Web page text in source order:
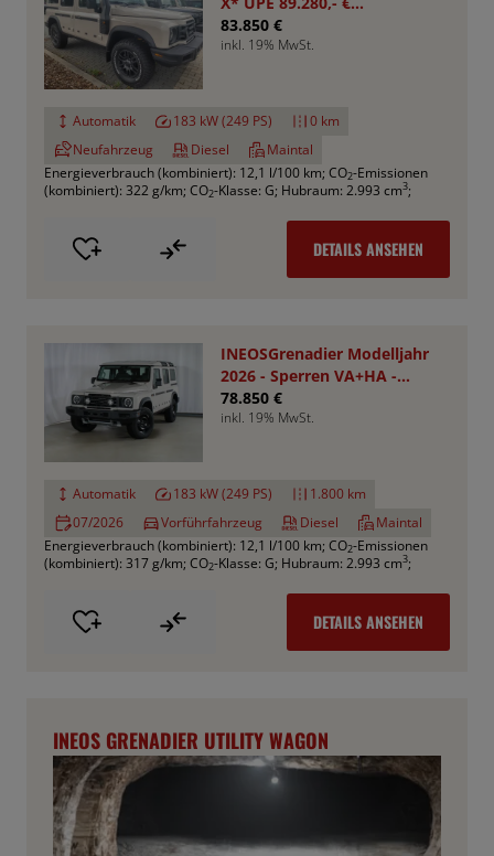
*Aktionspreis*
83.850 €
inkl. 19% MwSt.
Automatik 183 kW (249 PS)
0 km
Neufahrzeug
Diesel
Maintal
Energieverbrauch (kombiniert): 12,1 l/100 km; CO2-Emissionen
(kombiniert): 322 g/km; CO2-Klasse: G; Hubraum: 2.993 cm3;
DETAILS ANSEHEN
INEOSGrenadier Modelljahr
2026 - Sperren VA+HA -
Smooth Pack
78.850 €
inkl. 19% MwSt.
Automatik 183 kW (249 PS)
1.800 km
07/2026
Vorführfahrzeug Diesel
Maintal
Energieverbrauch (kombiniert): 12,1 l/100 km; CO2-Emissionen
(kombiniert): 317 g/km; CO2-Klasse: G; Hubraum: 2.993 cm3;
DETAILS ANSEHEN
INEOS GRENADIER UTILITY WAGON